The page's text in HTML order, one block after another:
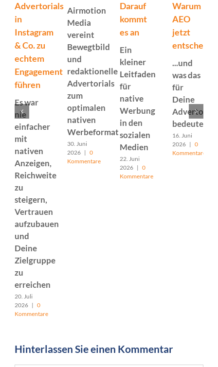
Advertorials
in
Instagram
& Co. zu
echtem
Engagement
führen
Es war
nie
einfacher
mit
nativen
Anzeigen,
Reichweite
zu
steigern,
Vertrauen
aufzubauen
und
Deine
Zielgruppe
zu
erreichen
20. Juli
2026 | 0
Kommentare
Airmotion
Media
vereint
Bewegtbild
und
redaktionelle
Advertorials
zum
optimalen
nativen
Werbeformat
30. Juni
2026 | 0
Kommentare
Darauf
kommt
es an
Ein
kleiner
Leitfaden
für
native
Werbung
in den
sozialen
Medien
22. Juni
2026 | 0
Kommentare
Warum
AEO
jetzt
...und
was das
für
Deine
bedeutet
16. Juni
2026 | 0
Kommentare
Hinterlassen Sie einen Kommentar